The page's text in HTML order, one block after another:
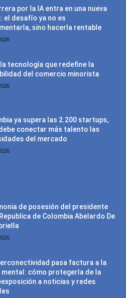
por la IA entra en una nueva
el desafío ya no es
sino hacerla rentable
la tecnología que redefine la
del comercio minorista
ya supera las 2.200 startups,
conectar más talento las
del mercado
de posesión del presidente
de Colombia Abelardo De
pasa factura a la
mental: cómo protegerla de la
a noticias y redes